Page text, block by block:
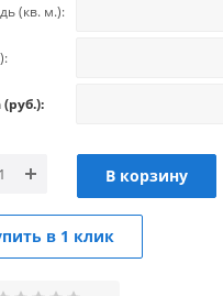
(кв. м.):
В корзину
в 1 клик